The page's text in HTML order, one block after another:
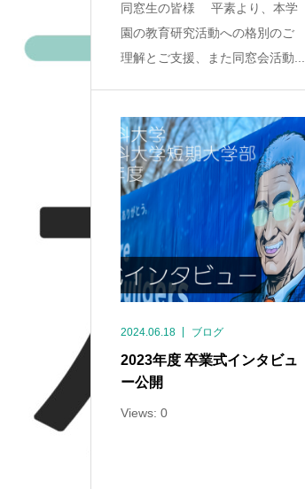
同窓生の皆様 平素より、本学
園の教育研究活動への格別のご
理解とご支援、また同窓会活動...
2024.06.18 ブログ
2023年度 卒業式インタビュ
ー公開
Views: 0